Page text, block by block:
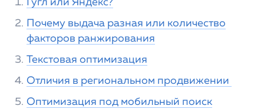
Гугл или Яндекс?
Почему выдача разная или количество
факторов ранжирования
Текстовая оптимизация
Отличия в региональном продвижении
Оптимизация под мобильный поиск